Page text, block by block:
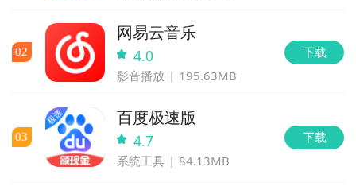
02
网易云音乐
4.0
影音播放 195.63MB
下载
03
百度极速版
4.7
系统工具 84.13MB
下载